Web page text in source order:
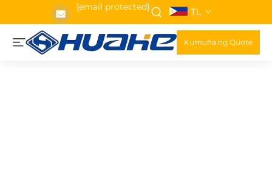
[email protected] TL
Kumuha ng Quote